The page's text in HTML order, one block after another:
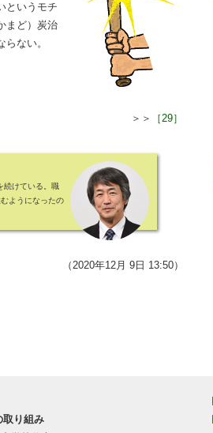
というモチ
まど）炭治
ない。
＞＞ ［29］
続けている。職
ようになったの
（2020年12月 9日 13:50）
取り組み